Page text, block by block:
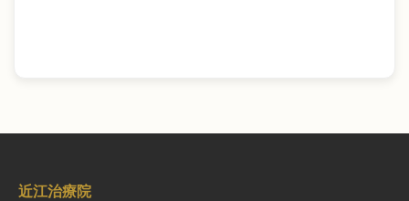
近江治療院